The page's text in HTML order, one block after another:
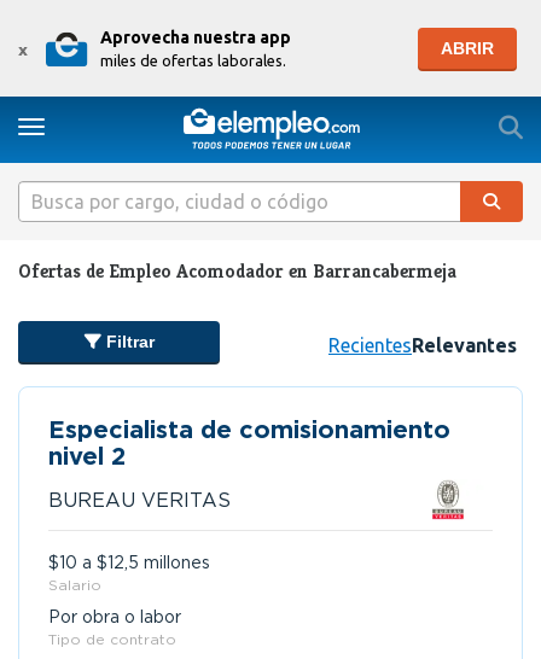
x
Aprovecha nuestra app
miles de ofertas laborales.
ABRIR
Toggle navigation
Ofertas de Empleo Acomodador en Barrancabermeja
Filtrar RecientesRelevantes
Especialista de comisionamiento
nivel 2
BUREAU VERITAS
$10 a $12,5 millones
Salario
Por obra o labor
Tipo de contrato